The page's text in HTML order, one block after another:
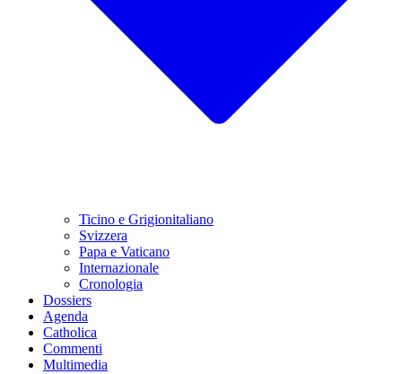
Ticino e Grigionitaliano
Svizzera
Papa e Vaticano
Internazionale
Cronologia
Dossiers
Agenda
Catholica
Commenti
Multimedia